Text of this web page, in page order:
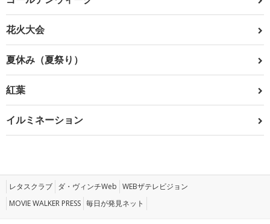
花火大会
夏休み（夏祭り）
紅葉
イルミネーション
レタスクラブ ダ・ヴィンチWeb WEBザテレビジョン
MOVIE WALKER PRESS 毎日が発見ネット